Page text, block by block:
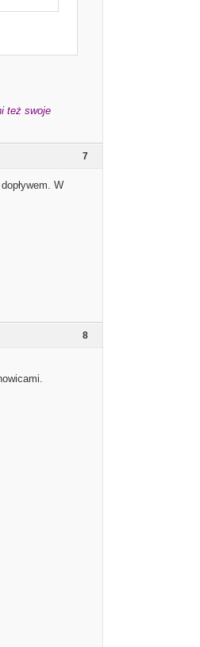
też swoje
7
W
8